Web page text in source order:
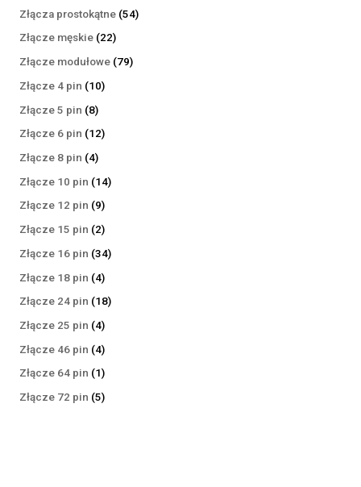
produktów
Złącza prostokątne 5454
Złącze męskie 2222
produkty
Złącze modułowe 7979
Złącze 4 pin 1010
Złącze 5 pin 88
produktów
Złącze 6 pin 1212
Złącze 8 pin 44
produkty
Złącze 10 pin 1414
Złącze 12 pin 99
produktów
Złącze 15 pin 22
produkty
Złącze 16 pin 3434
Złącze 18 pin 44
produkty
Złącze 24 pin 1818
Złącze 25 pin 44
produkty
Złącze 46 pin 44
produkty
Złącze 64 pin 11
produkt
Złącze 72 pin 55